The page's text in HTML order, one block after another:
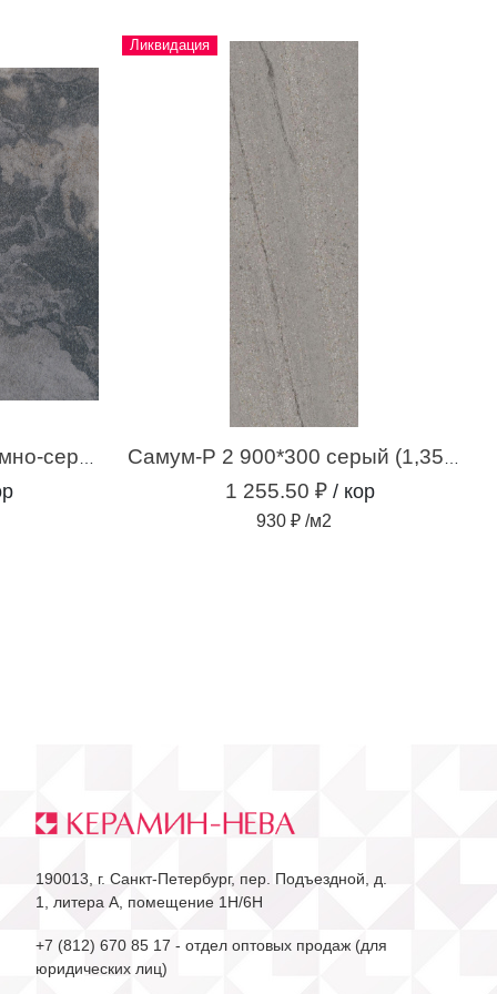
Ликвидация
1 255.50 ₽ / кор
930 ₽ /м2
190013, г. Санкт-Петербург, пер. Подъездной, д.
1, литера А, помещение 1Н/6Н
+7 (812) 670 85 17 - отдел оптовых продаж (для
юридических лиц)